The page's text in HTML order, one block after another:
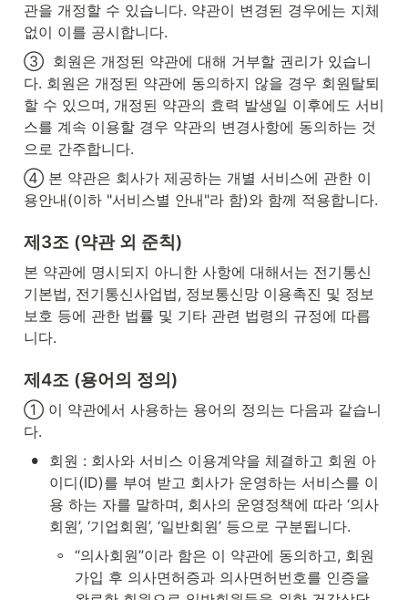
관을 개정할 수 있습니다. 약관이 변경된 경우에는 지체
없이 이를 공시합니다.
③  회원은 개정된 약관에 대해 거부할 권리가 있습니
다. 회원은 개정된 약관에 동의하지 않을 경우 회원탈퇴
할 수 있으며, 개정된 약관의 효력 발생일 이후에도 서비
스를 계속 이용할 경우 약관의 변경사항에 동의하는 것
으로 간주합니다.
④ 본 약관은 회사가 제공하는 개별 서비스에 관한 이
용안내(이하 "서비스별 안내"라 함)와 함께 적용합니다.
제3조 (약관 외 준칙)
본 약관에 명시되지 아니한 사항에 대해서는 전기통신
기본법, 전기통신사업법, 정보통신망 이용촉진 및 정보
보호 등에 관한 법률 및 기타 관련 법령의 규정에 따릅
니다.
제4조 (용어의 정의)
① 이 약관에서 사용하는 용어의 정의는 다음과 같습니
다.
•
회원 : 회사와 서비스 이용계약을 체결하고 회원 아
이디(ID)를 부여 받고 회사가 운영하는 서비스를 이
용 하는 자를 말하며, 회사의 운영정책에 따라 ‘의사
회원’, ‘기업회원’, ‘일반회원’ 등으로 구분됩니다.
◦
“의사회원”이라 함은 이 약관에 동의하고, 회원
가입 후 의사면허증과 의사면허번호를 인증을